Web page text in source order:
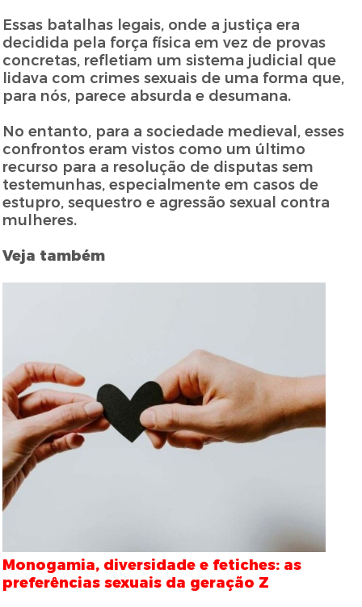
Essas batalhas legais, onde a justiça era
decidida pela força física em vez de provas
concretas, refletiam um sistema judicial que
lidava com crimes sexuais de uma forma que,
para nós, parece absurda e desumana.
No entanto, para a sociedade medieval, esses
confrontos eram vistos como um último
recurso para a resolução de disputas sem
testemunhas, especialmente em casos de
estupro, sequestro e agressão sexual contra
mulheres.
Veja também
Monogamia, diversidade e fetiches: as
preferências sexuais da geração Z